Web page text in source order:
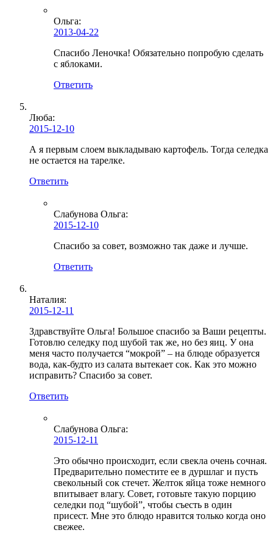
Ольга:
2013-04-22
Спасибо Леночка! Обязательно попробую сделать
с яблоками.
Ответить
Люба:
2015-12-10
А я первым слоем выкладываю картофель. Тогда селедка
не остается на тарелке.
Ответить
Слабунова Ольга:
2015-12-10
Спасибо за совет, возможно так даже и лучше.
Ответить
Наталия:
2015-12-11
Здравствуйте Ольга! Большое спасибо за Ваши рецепты.
Готовлю селедку под шубой так же, но без яиц. У она
меня часто получается “мокрой” – на блюде образуется
вода, как-будто из салата вытекает сок. Как это можно
исправить? Спасибо за совет.
Ответить
Слабунова Ольга:
2015-12-11
Это обычно происходит, если свекла очень сочная.
Предварительно поместите ее в дуршлаг и пусть
свекольный сок стечет. Желток яйца тоже немного
впитывает влагу. Совет, готовьте такую порцию
селедки под “шубой”, чтобы съесть в один
присест. Мне это блюдо нравится только когда оно
свежее.